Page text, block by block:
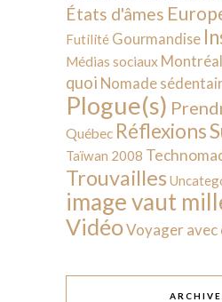
États d'âmes
Futilité Gourmandise
Médias sociaux Montréal
quoi Nomade
Plogue(s)
Québec Réflexions
Taïwan 2008
Trouvailles
image vaut
VidéoVoyager avec